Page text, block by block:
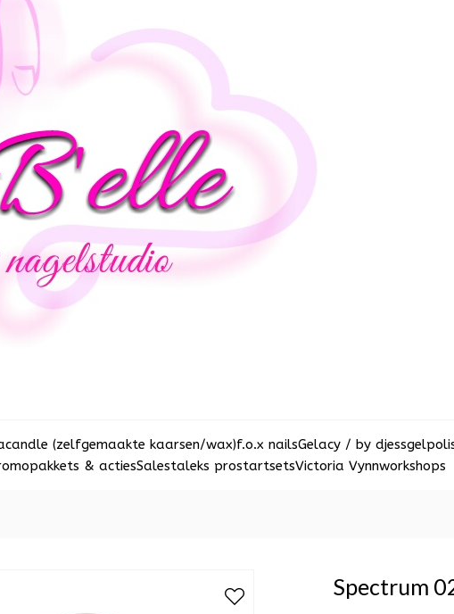
candle (zelfgemaakte kaarsen/wax)f.o.x nailsGelacy / by djess
& actiesSalestaleks prostartsetsVictoria Vynnworkshops
Spectrum